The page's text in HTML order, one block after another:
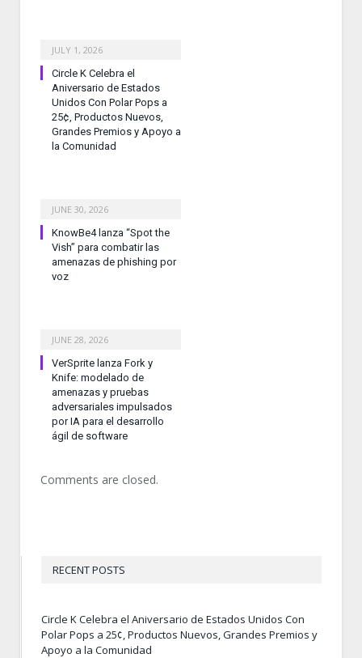
JULY 1, 2026
Circle K Celebra el
Aniversario de Estados
Unidos Con Polar Pops a
25¢, Productos Nuevos,
Grandes Premios y Apoyo a
la Comunidad
JUNE 30, 2026
KnowBe4 lanza “Spot the
Vish” para combatir las
amenazas de phishing por
voz
JUNE 28, 2026
VerSprite lanza Fork y
Knife: modelado de
amenazas y pruebas
adversariales impulsados
por IA para el desarrollo
ágil de software
Comments are closed.
RECENT POSTS
Circle K Celebra el Aniversario de Estados Unidos Con
Polar Pops a 25¢, Productos Nuevos, Grandes Premios y
Apoyo a la Comunidad